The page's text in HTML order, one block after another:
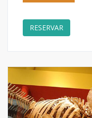
RESERVAR